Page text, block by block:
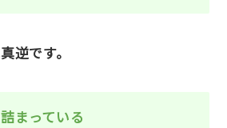
逆です。
まっている